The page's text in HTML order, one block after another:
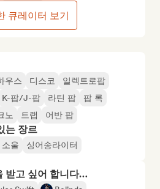
우스 디스코
일렉트로팝
K-팝/J-팝 라틴 팝
팝 록
노 트랩 어반 팝
는 장르
소울 싱어송라이터
받고 싶어 합니다…
큐레이터 보기